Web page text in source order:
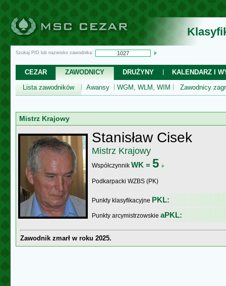
Szukaj PID lub nazwisko zawodnika:
CEZAR ZAWODNICY DRUŻYNY
KALENDARZ I
Lista zawodników
Awansy WGM, WLM, WIM Zawodnicy
Mistrz Krajowy
Stanisław Cisek
Mistrz Krajowy
Współczynnik WK = 5
Podkarpacki WZBS (PK)
Punkty klasyfikacyjne PKL:
Punkty arcymistrzowskie aPKL:
Zawodnik zmarł w roku 2025.